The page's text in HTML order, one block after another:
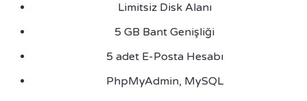
Limitsiz Disk Alanı
5 GB Bant Genişliği
5 adet E-Posta Hesabı
PhpMyAdmin, MySQL